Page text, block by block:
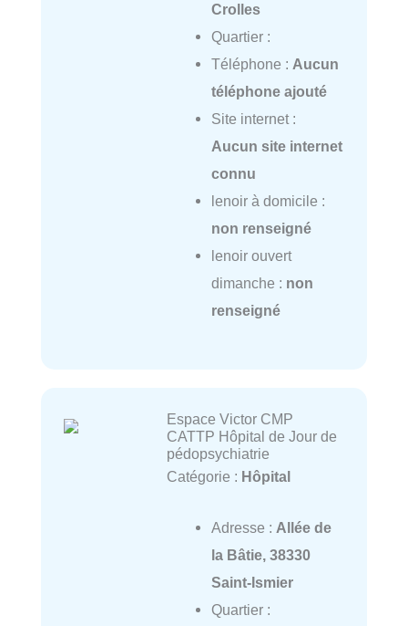
Crolles
Quartier :
Téléphone : Aucun
téléphone ajouté
Site internet :
Aucun site internet
connu
lenoir à domicile :
non renseigné
lenoir ouvert
dimanche : non
renseigné
Espace Victor CMP
CATTP Hôpital de Jour de
pédopsychiatrie
Catégorie : Hôpital
Adresse : Allée de
la Bâtie, 38330
Saint-Ismier
Quartier :